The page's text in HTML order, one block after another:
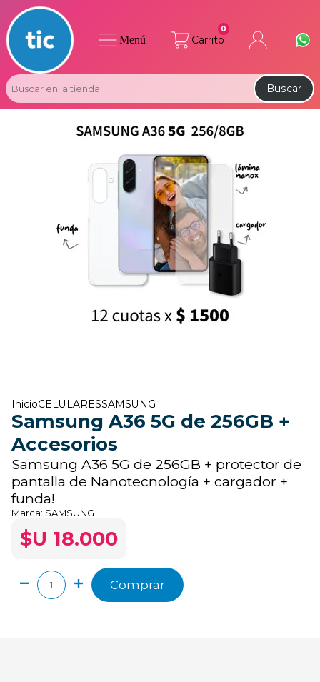
Carrito
0
Buscar
Menú
InicioCELULARESSAMSUNG
Samsung A36 5G de 256GB +
Accesorios
Samsung A36 5G de 256GB + protector de
pantalla de Nanotecnología + cargador +
funda!
Marca: SAMSUNG
$U 18.000
Comprar